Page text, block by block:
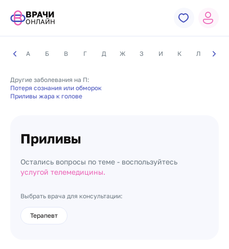
ВРАЧИ
ОНЛАЙН
А Б В Г Д Ж З И К Л М
Другие заболевания на П:
Потеря сознания или обморок
Приливы жара к голове
Приливы
Остались вопросы по теме - воспользуйтесь
услугой телемедицины.
Выбрать врача для консультации:
Терапевт